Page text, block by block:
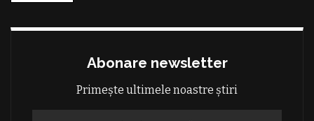
Abonare newsletter
Primește ultimele noastre știri